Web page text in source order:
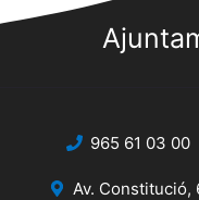
965 61 03 00
Av. Constitució,